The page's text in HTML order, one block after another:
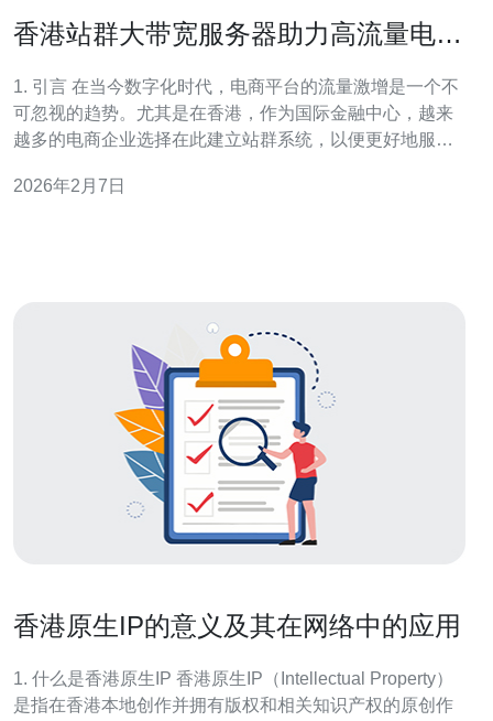
香港站群大带宽服务器助力高流量电商
1. 引言 在当今数字化时代，电商平台的流量激增是一个不
可忽视的趋势。尤其是在香港，作为国际金融中心，越来
越多的电商企业选择在此建立站群系统，以便更好地服务
2026年2月7日
香港原生IP的意义及其在网络中的应用
1. 什么是香港原生IP 香港原生IP（Intellectual Property）
是指在香港本地创作并拥有版权和相关知识产权的原创作